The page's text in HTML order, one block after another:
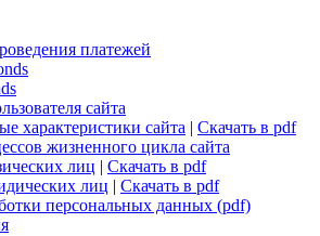
платежей
сайта
характеристики сайта
Скачать в pdf
жизненного цикла сайта
лиц
Скачать в pdf
лиц
Скачать в pdf
персональных данных (pdf)